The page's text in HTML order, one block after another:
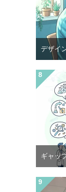
デザイ
ギャッ